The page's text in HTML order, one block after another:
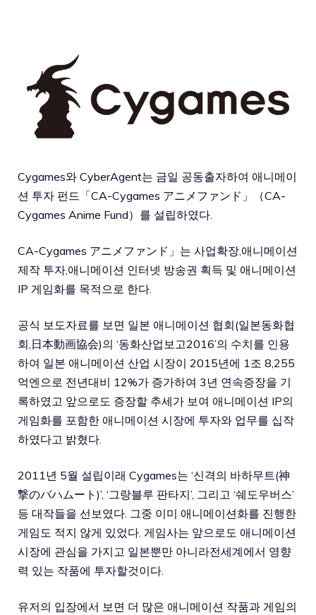
Cygames와 CyberAgent는 금일 공동출자하여 애니메이
션 투자 펀드「CA-Cygames アニメファンド」（CA-
Cygames Anime Fund）를 설립하였다.
CA-Cygames アニメファンド」는 사업확장,애니메이션
제작 투자,애니메이션 인터넷 방송권 획득 및 애니메이션
IP 게임화를 목적으로 한다.
공식 보도자료를 보면 일본 애니메이션 협회(일본동화협
회,日本動画協会)의 ‘동화산업보고2016’의 수치를 인용
하여 일본 애니메이션 산업 시장이 2015년에 1조 8,255
억엔으로 전년대비 12%가 증가하여 3년 연속증장을 기
록하였고 앞으로도 증장할 추세가 보여 애니메이션 IP의
게임화를 포함한 애니메이션 시장에 투자와 업무를 십작
하였다고 밝혔다.
2011년 5월 설립이래 Cygames는 ‘신격의 바하무트(神
撃のバハムート)’, ‘그랑블루 판타지’, 그리고 ‘쉐도우버스’
등 대작들을 선보였다. 그중 이미 애니메이션화를 진행한
게임도 적지 않게 있었다. 게임사는 앞으로도 애니메이션
시장에 관심을 가지고 일본뿐만 아니라전세계에서 영향
력 있는 작품에 투자할것이다.
유저의 입장에서 보면 더 많은 애니메이션 작품과 게임의